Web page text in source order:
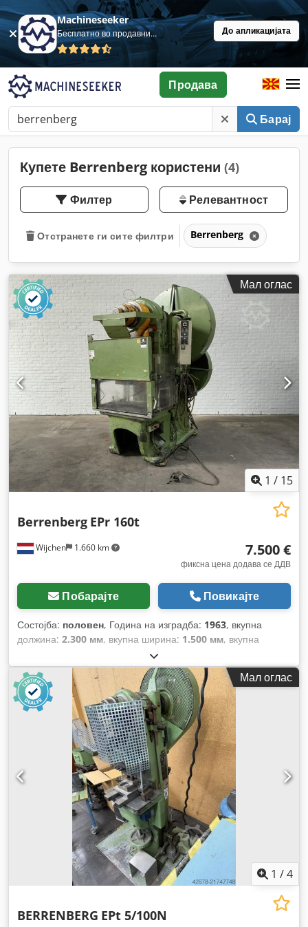
Machineseeker
Бесплатно во продавница До апликацијата
Барај
Продава
Купете Berrenberg користени (4)
Филтер Релевантност
Отстранете ги сите филтри Berrenberg
Мал оглас
1 / 15
Wijchen 1.660 km
Berrenberg EPr 160t
7.500 €
фиксна цена додава се ДДВ
Побарајте Повикајте
Состојба: половен, Година на изградба: 1963, вкупна
должина: 2.300 мм, вкупна ширина: 1.500 мм, вкупна
Мал оглас
1 /4
BERRENBERG EPt 5/100N